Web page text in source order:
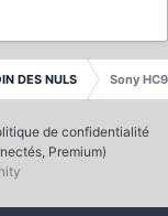
DES NULS Sony
de confidentialité
Premium)